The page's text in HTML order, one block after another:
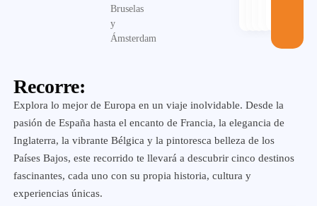
Bruselas
y
Ámsterdam
Recorre:
Explora lo mejor de Europa en un viaje inolvidable. Desde la
pasión de España hasta el encanto de Francia, la elegancia de
Inglaterra, la vibrante Bélgica y la pintoresca belleza de los
Países Bajos, este recorrido te llevará a descubrir cinco destinos
fascinantes, cada uno con su propia historia, cultura y
experiencias únicas.